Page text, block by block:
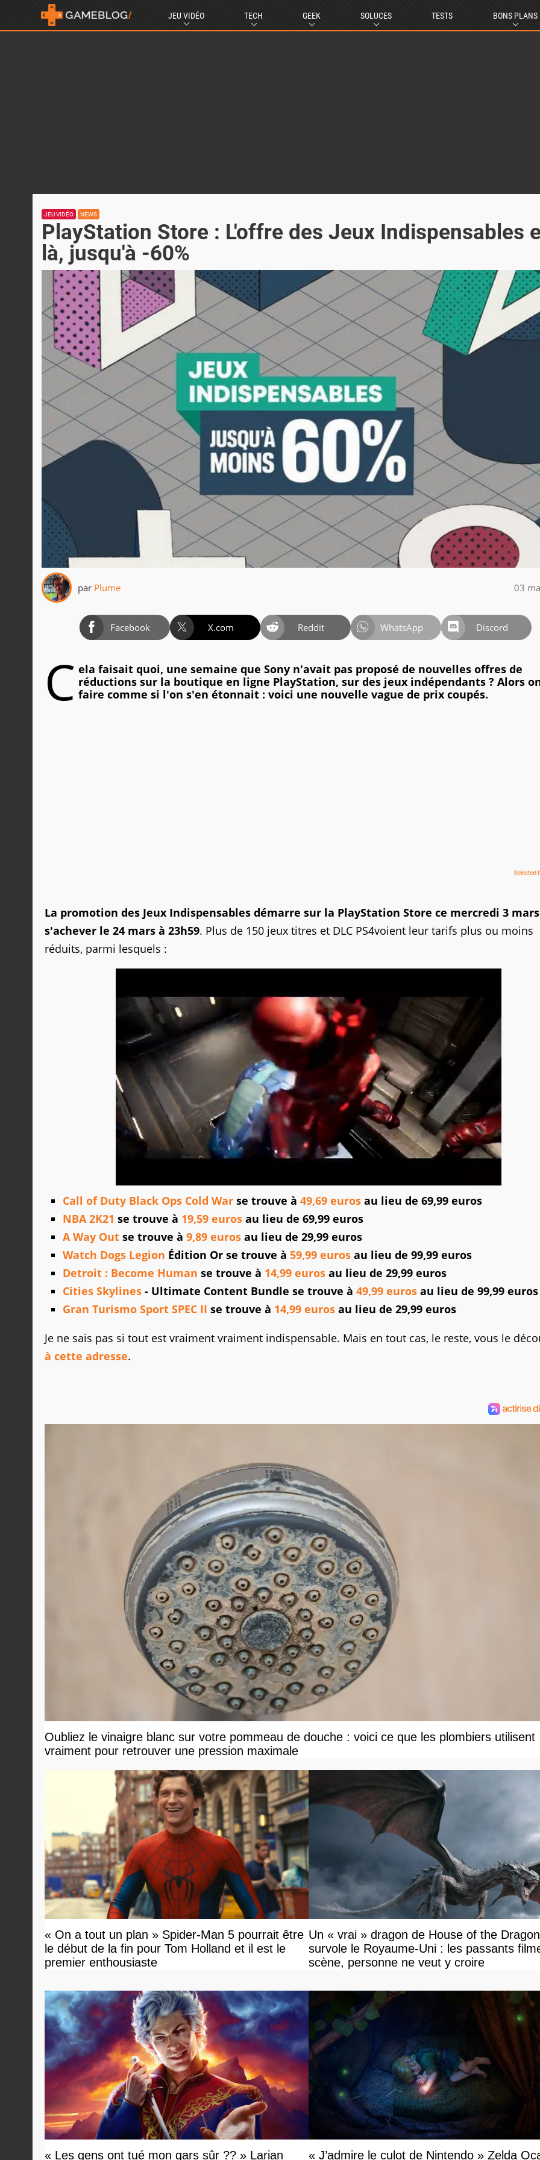
JEU VIDÉO TECH GEEK SOLUCES TESTS BONS PLANS
JEU VIDÉO NEWS
PlayStation Store : L'offre des Jeux Indispensables
là, jusqu'à -60%
par Plume 03
Facebook X.com Reddit WhatsApp Discord
C ela faisait quoi, une semaine que Sony n'avait pas proposé de nouvelles offres de
réductions sur la boutique en ligne PlayStation, sur des jeux indépendants ? Alors
faire comme si l'on s'en étonnait : voici une nouvelle vague de prix coupés.
La promotion des Jeux Indispensables démarre sur la PlayStation Store ce mercredi 3
s'achever le 24 mars à 23h59. Plus de 150 jeux titres et DLC PS4voient leur tarifs plus ou moins
réduits, parmi lesquels :
Call of Duty Black Ops Cold War se trouve à 49,69 euros au lieu de 69,99 euros
NBA 2K21 se trouve à 19,59 euros au lieu de 69,99 euros
A Way Out se trouve à 9,89 euros au lieu de 29,99 euros
Watch Dogs Legion Édition Or se trouve à 59,99 euros au lieu de 99,99 euros
Detroit : Become Human se trouve à 14,99 euros au lieu de 29,99 euros
Cities Skylines - Ultimate Content Bundle se trouve à 49,99 euros au lieu de 99,99 euros
Gran Turismo Sport SPEC II se trouve à 14,99 euros au lieu de 29,99 euros
Je ne sais pas si tout est vraiment vraiment indispensable. Mais en tout cas, le reste, vous le
à cette adresse.
Oubliez le vinaigre blanc sur votre pommeau de douche : voici ce que les plombiers utilisent
vraiment pour retrouver une pression maximale
« On a tout un plan » Spider-Man 5 pourrait être
le début de la fin pour Tom Holland et il est le
premier enthousiaste
Un « vrai » dragon de House of the Dragon
survole le Royaume-Uni : les passants
scène, personne ne veut y croire
« Les gens ont tué mon gars sûr ?? » Larian « J’admire le culot de Nintendo » Zelda